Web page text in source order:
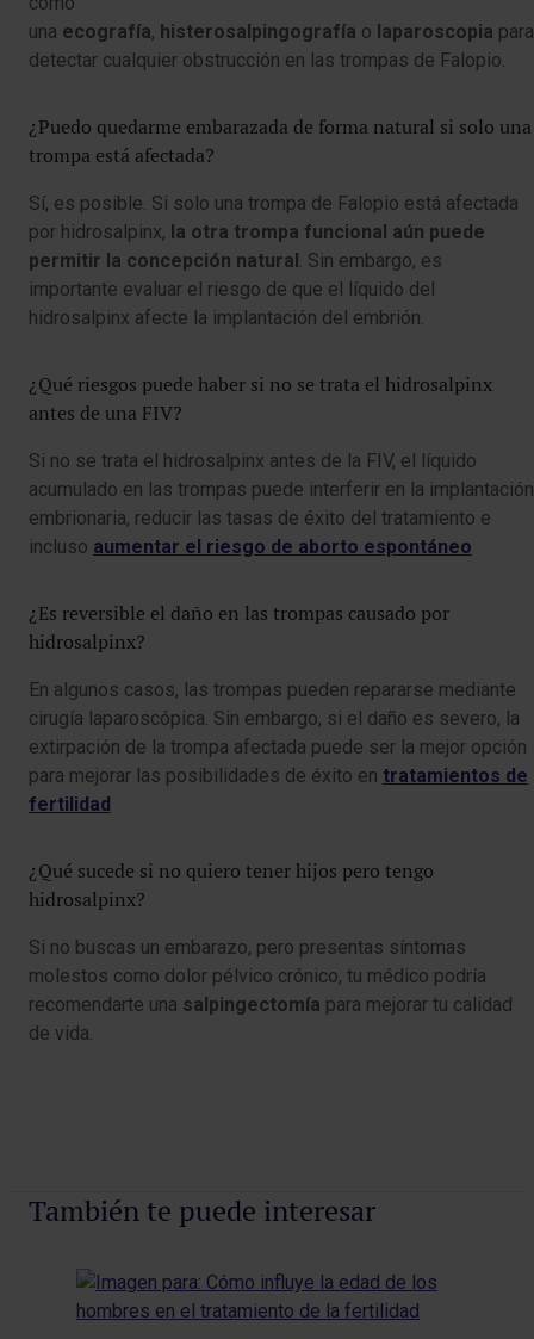
una ecografía, histerosalpingografía o laparoscopia para
detectar cualquier obstrucción en las trompas de Falopio.
¿Puedo quedarme embarazada de forma natural si solo una
trompa está afectada?
Sí, es posible. Si solo una trompa de Falopio está afectada
por hidrosalpinx, la otra trompa funcional aún puede
permitir la concepción natural . Sin embargo, es
importante evaluar el riesgo de que el líquido del
hidrosalpinx afecte la implantación del embrión.
¿Qué riesgos puede haber si no se trata el hidrosalpinx
antes de una FIV?
Si no se trata el hidrosalpinx antes de la FIV, el líquido
acumulado en las trompas puede interferir en la implantación
embrionaria, reducir las tasas de éxito del tratamiento e
incluso aumentar el riesgo de aborto espontáneo
¿Es reversible el daño en las trompas causado por
hidrosalpinx?
En algunos casos, las trompas pueden repararse mediante
cirugía laparoscópica. Sin embargo, si el daño es severo, la
extirpación de la trompa afectada puede ser la mejor opción
para mejorar las posibilidades de éxito en tratamientos de
fertilidad
¿Qué sucede si no quiero tener hijos pero tengo
hidrosalpinx?
Si no buscas un embarazo, pero presentas síntomas
molestos como dolor pélvico crónico, tu médico podría
recomendarte una salpingectomía para mejorar tu calidad
de vida.
También te puede interesar